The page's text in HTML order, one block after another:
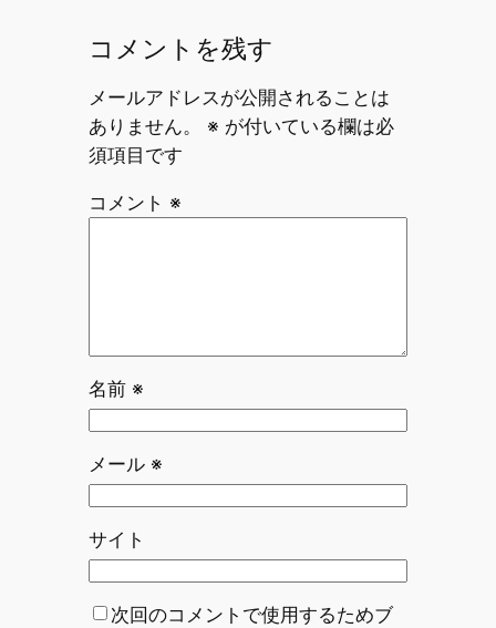
コメントを残す
メールアドレスが公開されることは
ありません。
※ が付いている欄は必
須項目です
コメント ※
名前 ※
メール ※
サイト
次回のコメントで使用するためブ